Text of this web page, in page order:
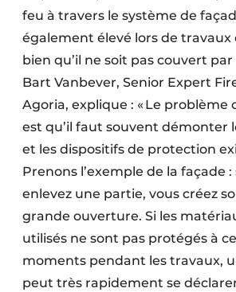
feu à travers le système de
également élevé lors de travaux
bien qu’il ne soit pas couvert
Bart Vanbever, Senior Expert
Agoria, explique : « Le problème
est qu’il faut souvent démonter
et les dispositifs de protection
Prenons l’exemple de la façade :
enlevez une partie, vous créez
grande ouverture. Si les
utilisés ne sont pas protégés à
moments pendant les travaux,
peut très rapidement se